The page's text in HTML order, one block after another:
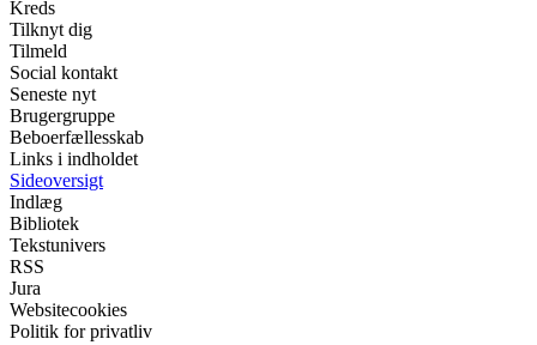
Kreds
Tilknyt dig
Tilmeld
Social kontakt
Seneste nyt
Brugergruppe
Beboerfællesskab
Links i indholdet
Sideoversigt
Indlæg
Bibliotek
Tekstunivers
RSS
Jura
Websitecookies
Politik for privatliv